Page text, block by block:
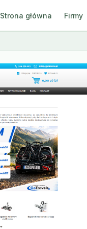
Strona główna Firmy